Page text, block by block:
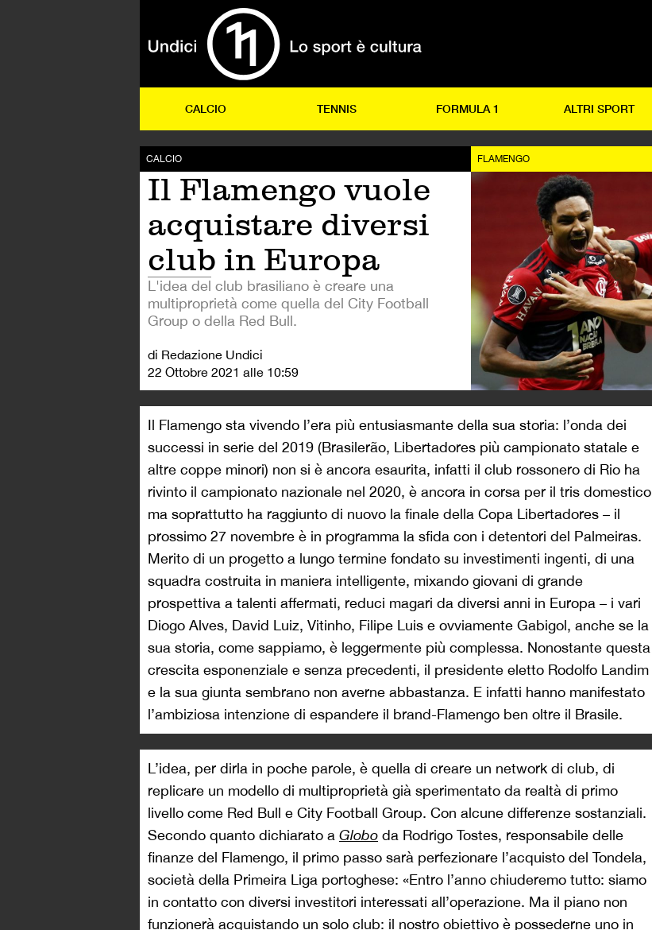
CALCIO TENNIS FORMULA 1 ALTRI SPORT
CALCIO
Il Flamengo vuole
acquistare diversi
club in Europa
L'idea del club brasiliano è creare una
multiproprietà come quella del City Football
Group o della Red Bull.
di Redazione Undici
22 Ottobre 2021 alle 10:59
FLAMENGO
Il Flamengo sta vivendo l’era più entusiasmante della sua storia: l’onda dei
successi in serie del 2019 (Brasilerão, Libertadores più campionato statale e
altre coppe minori) non si è ancora esaurita, infatti il club rossonero di Rio ha
rivinto il campionato nazionale nel 2020, è ancora in corsa per il tris domestico
ma soprattutto ha raggiunto di nuovo la finale della Copa Libertadores – il
prossimo 27 novembre è in programma la sfida con i detentori del Palmeiras.
Merito di un progetto a lungo termine fondato su investimenti ingenti, di una
squadra costruita in maniera intelligente, mixando giovani di grande
prospettiva a talenti affermati, reduci magari da diversi anni in Europa – i vari
Diogo Alves, David Luiz, Vitinho, Filipe Luis e ovviamente Gabigol, anche se la
sua storia, come sappiamo, è leggermente più complessa. Nonostante questa
crescita esponenziale e senza precedenti, il presidente eletto Rodolfo Landim
e la sua giunta sembrano non averne abbastanza. E infatti hanno manifestato
l’ambiziosa intenzione di espandere il brand-Flamengo ben oltre il Brasile.
L’idea, per dirla in poche parole, è quella di creare un network di club, di
replicare un modello di multiproprietà già sperimentato da realtà di primo
livello come Red Bull e City Football Group. Con alcune differenze sostanziali.
Secondo quanto dichiarato a Globo da Rodrigo Tostes, responsabile delle
finanze del Flamengo, il primo passo sarà perfezionare l’acquisto del Tondela,
società della Primeira Liga portoghese: «Entro l’anno chiuderemo tutto: siamo
in contatto con diversi investitori interessati all’operazione. Ma il piano non
funzionerà acquistando un solo club: il nostro obiettivo è possederne uno in